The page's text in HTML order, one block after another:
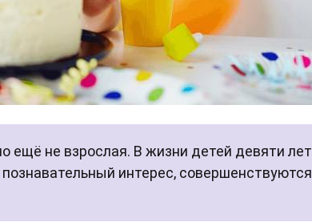
ещё не взрослая. В жизни детей девяти лет
познавательный интерес, совершенствуются